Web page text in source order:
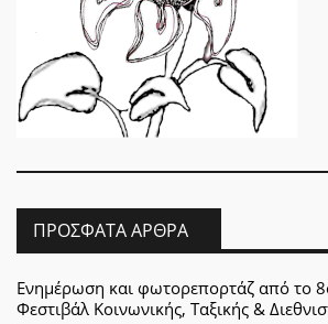
ΠΡΌΣΦΑΤΑ ΆΡΘΡΑ
Ενημέρωση και φωτορεπορτάζ από το
Φεστιβάλ Κοινωνικής, Ταξικής &